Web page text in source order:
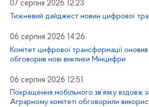
07 серпня 2026 12:23
Тижневий дайджест новин цифрової
06 серпня 2026 14:26
Комітет цифрової трансформації
обговорив нові виклики Мінцифри
06 серпня 2026 12:51
Покращення мобільного зв’язку вздовж
Аграрному комітеті обговорили